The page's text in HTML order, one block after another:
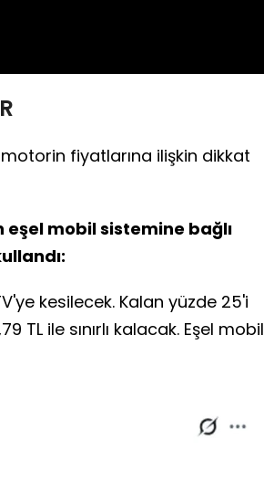
fiyatlarına ilişkin dikkat
mobil sistemine bağlı
kesilecek. Kalan yüzde 25'i
TL ile sınırlı kalacak. Eşel mobil